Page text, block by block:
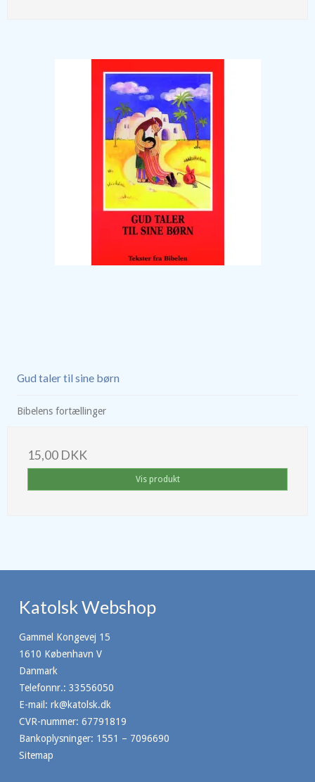
Gud taler til sine børn
Bibelens fortællinger
15,00 DKK
Vis produkt
Katolsk Webshop
Gammel Kongevej 15
1610 København V
Danmark
Telefonnr.: 33556050
E-mail : rk@katolsk.dk
CVR-nummer: 67791819
Bankoplysninger: 1551 – 7096690
Sitemap